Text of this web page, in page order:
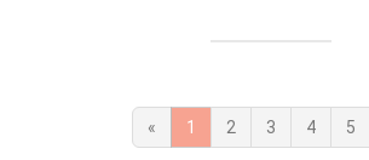
« 1 2 3 4 5